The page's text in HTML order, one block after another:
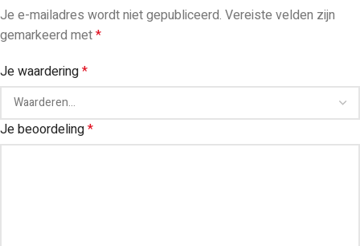
Je e-mailadres wordt niet gepubliceerd. Vereiste velden zijn
gemarkeerd met*
Je waardering*
Je beoordeling*